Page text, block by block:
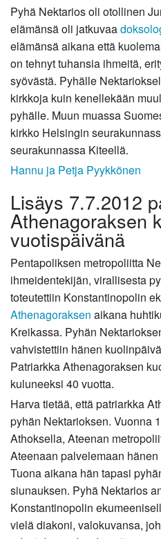
Pyhä Nektarios oli otollinen
elämänsä oli jatkuvaa
elämänsä aikana että
on tehnyt tuhansia ihmeitä,
syövästä. Pyhälle
kirkkoja kuin kenellekään
pyhälle. Muun muassa
kirkko Helsingin
seurakunnassa Kiteellä.
Hannu ja Petja Pyykkönen
Lisäys 7.7.2012
Athenagoraksen
vuotispäivänä
Pentapoliksen metropoliitta
ihmeidentekijän, virallisesta
toteutettiin Konstantinopolin
Athenagoraksen aikana
Kreikassa. Pyhän
vahvistettiin hänen
Patriarkka Athenagoraksen
kuluneeksi 40 vuotta.
Harva tietää, että patriarkka
pyhän Nektarioksen. Vuonna
Athoksella, Ateenan
Ateenaan palvelemaan
Tuona aikana hän tapasi
siunauksen. Pyhä Nektarios
Konstantinopolin
vielä diakoni, valokuvansa,